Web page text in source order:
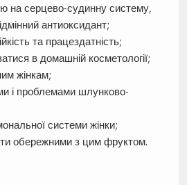
на серцево-судинну систему,
антиоксидант;
та працездатність;
в домашній косметології;
жінкам;
і проблемами шлунково-
системи жінки;
обережними з цим фруктом.